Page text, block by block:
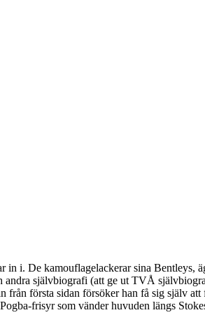
in i. De kamouflagelackerar sina Bentleys,
självbiografi (att ge ut TVÅ
från första sidan försöker han få sig själv att
frisyr som vänder huvuden längs